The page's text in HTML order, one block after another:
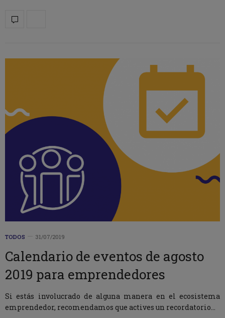
TODOS 31/07/2019
Calendario de eventos de agosto
2019 para emprendedores
Si estás involucrado de alguna manera en el ecosistema
emprendedor, recomendamos que actives un recordatorio…